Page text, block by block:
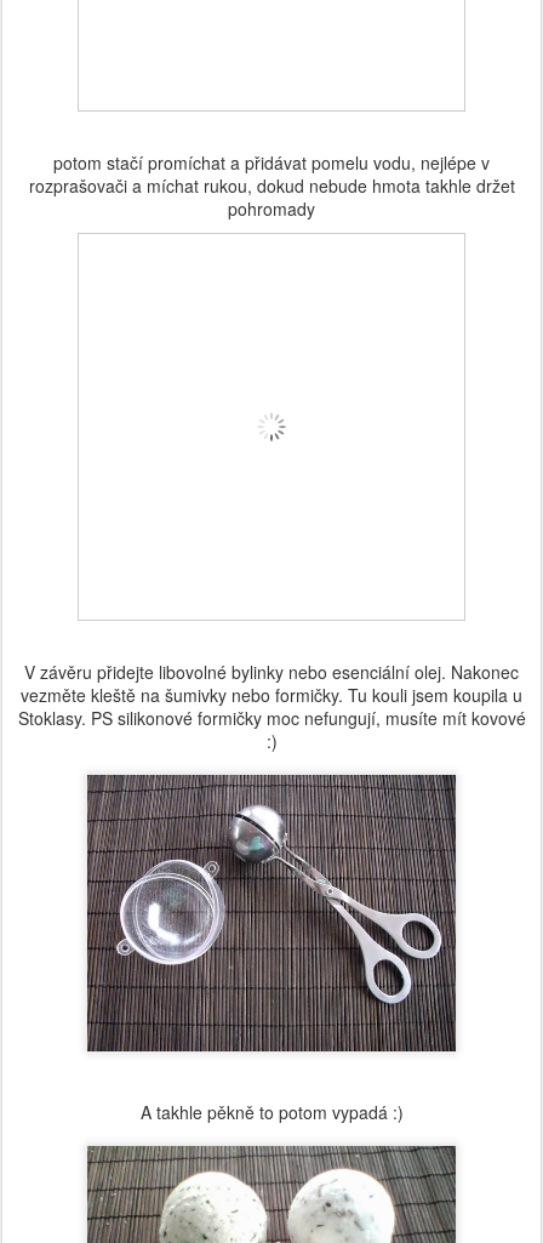
potom stačí promíchat a přidávat pomelu vodu, nejlépe v
rozprašovači a míchat rukou, dokud nebude hmota takhle držet
pohromady
V závěru přidejte libovolné bylinky nebo esenciální olej. Nakonec
vezměte kleště na šumivky nebo formičky. Tu kouli jsem koupila u
Stoklasy. PS silikonové formičky moc nefungují, musíte mít kovové
:)
A takhle pěkně to potom vypadá :)